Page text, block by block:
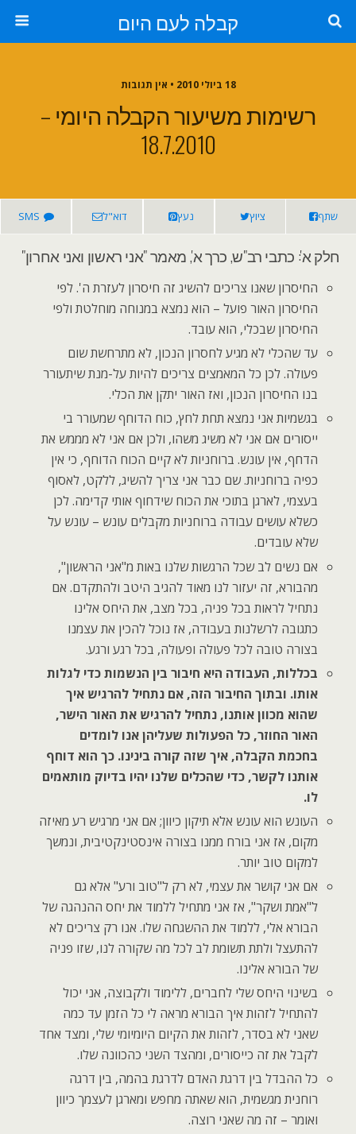
קבלה לעם היום
18 ביולי 2010 • אין תגובות
רשימות משיעור הקבלה היומי –
18.7.2010
שתף ציוץ נעץ דוא"ל SMS
חלק א': כתבי רב"ש, כרך א', מאמר "אני ראשון ואני אחרון"
החיסרון שאנו צריכים להשיג זה חיסרון לעזרת ה'. לפי
החיסרון האור פועל – הוא נמצא במנוחה מוחלטת ולפי
החיסרון שבכלי, הוא עובד.
עד שהכלי לא מגיע לחסרון הנכון, לא מתרחשת שום
פעולה. לכן כל המאמצים צריכים להיות על-מנת שיתעורר
בנו החיסרון הנכון, ואז האור יתקן את הכלי.
בגשמיות אני נמצא תחת לחץ, כוח הדוחף שמעורר בי
ייסורים אם אני לא משיג משהו, ולכן אם אני לא מממש את
הדחף, אין עונש. ברוחניות לא קיים הכוח הדוחף, כי אין
כפיה ברוחניות. שם כבר אני צריך להשיג, ללקט, לאסוף
בעצמי, לארגן בתוכי את הכוח שידחוף אותי קדימה. לכן
כשלא עושים עבודה ברוחניות מקבלים עונש – עונש על
שלא עובדים.
אם נשים לב שכל הרגשות שלנו באות מ"אני הראשון",
מהבורא, זה יעזור לנו מאוד להגיב היטב ולהתקדם. אם
נתחיל לראות בכל פניה, בכל מצב, את היחס אלינו
כתגובה לרשלנות בעבודה, אז נוכל להכין את עצמנו
בצורה טובה לכל פעולה ופעולה, בכל רגע ורגע.
בכללות, העבודה היא חיבור בין הנשמות כדי לגלות
אותו. ובתוך החיבור הזה, אם נתחיל להרגיש איך
שהוא מכוון אותנו, נתחיל להרגיש את האור הישר,
האור החוזר, כל הפעולות שעליהן אנו לומדים
בחכמת הקבלה, איך שזה קורה בינינו. כך הוא דוחף
אותנו לקשר, כדי שהכלים שלנו יהיו בדיוק מותאמים
לו.
העונש הוא עונש אלא תיקון כיוון; אם אני מרגיש רע מאיזה
מקום, אז אני בורח ממנו בצורה אינסטינקטיבית, ונמשך
למקום טוב יותר.
אם אני קושר את עצמי, לא רק ל"טוב ורע" אלא גם
ל"אמת ושקר", אז אני מתחיל ללמוד את יחס ההנהגה של
הבורא אלי, ללמוד את ההשגחה שלו. אנו רק צריכים לא
להתעצל ולתת תשומת לב לכל מה שקורה לנו, שזו פניה
של הבורא אלינו.
בשינוי היחס שלי לחברים, ללימוד ולקבוצה, אני יכול
להתחיל לזהות איך הבורא מראה לי כל הזמן עד כמה
שאני לא בסדר, לזהות את הקיום היומיומי שלי, ומצד אחד
לקבל את זה כייסורים, ומהצד השני כהכוונה שלו.
כל ההבדל בין דרגת האדם לדרגת בהמה, בין דרגה
רוחנית מגשמית, הוא שאתה מחפש ומארגן לעצמך כיוון
ואומר – זה מה שאני רוצה.